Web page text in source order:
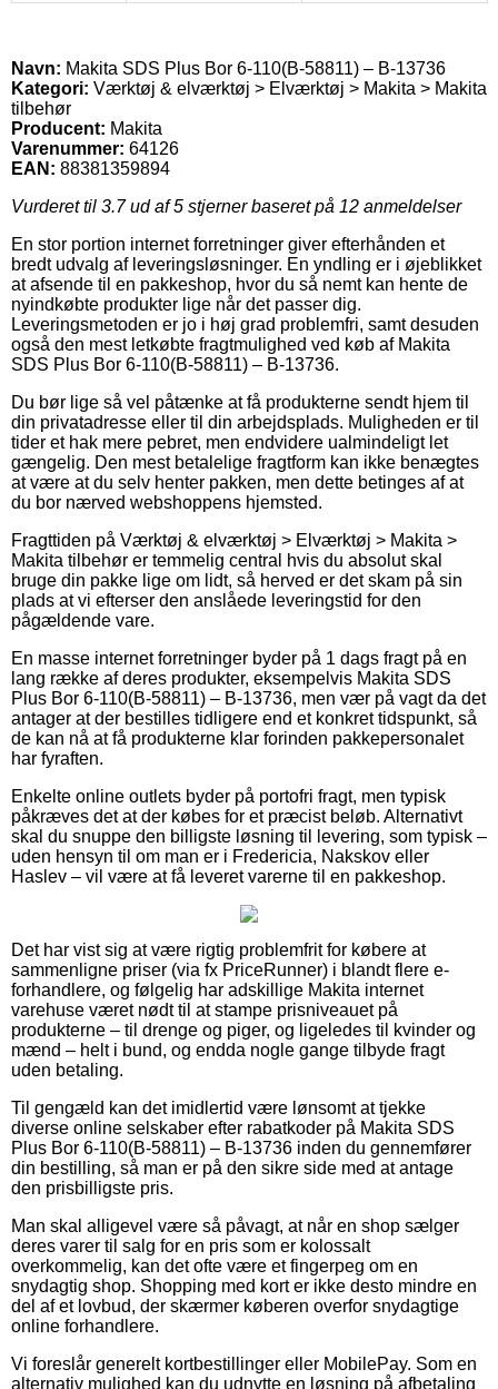
Navn: Makita SDS Plus Bor 6-110(B-58811) – B-13736
Kategori: Værktøj & elværktøj > Elværktøj > Makita > Makita
tilbehør
Producent: Makita
Varenummer: 64126
EAN: 88381359894
Vurderet til 3.7ud af 5 stjerner baseret på 12 anmeldelser
En stor portion internet forretninger giver efterhånden et
bredt udvalg af leveringsløsninger. En yndling er i øjeblikket
at afsende til en pakkeshop, hvor du så nemt kan hente de
nyindkøbte produkter lige når det passer dig.
Leveringsmetoden er jo i høj grad problemfri, samt desuden
også den mest letkøbte fragtmulighed ved køb af Makita
SDS Plus Bor 6-110(B-58811) – B-13736.
Du bør lige så vel påtænke at få produkterne sendt hjem til
din privatadresse eller til din arbejdsplads. Muligheden er til
tider et hak mere pebret, men endvidere ualmindeligt let
gængelig. Den mest betalelige fragtform kan ikke benægtes
at være at du selv henter pakken, men dette betinges af at
du bor nærved webshoppens hjemsted.
Fragttiden på Værktøj & elværktøj > Elværktøj > Makita >
Makita tilbehør er temmelig central hvis du absolut skal
bruge din pakke lige om lidt, så herved er det skam på sin
plads at vi efterser den anslåede leveringstid for den
pågældende vare.
En masse internet forretninger byder på 1 dags fragt på en
lang række af deres produkter, eksempelvis Makita SDS
Plus Bor 6-110(B-58811) – B-13736, men vær på vagt da det
antager at der bestilles tidligere end et konkret tidspunkt, så
de kan nå at få produkterne klar forinden pakkepersonalet
har fyraften.
Enkelte online outlets byder på portofri fragt, men typisk
påkræves det at der købes for et præcist beløb. Alternativt
skal du snuppe den billigste løsning til levering, som typisk –
uden hensyn til om man er i Fredericia, Nakskov eller
Haslev – vil være at få leveret varerne til en pakkeshop.
Det har vist sig at være rigtig problemfrit for købere at
sammenligne priser (via fx PriceRunner) i blandt flere e-
forhandlere, og følgelig har adskillige Makita internet
varehuse været nødt til at stampe prisniveauet på
produkterne – til drenge og piger, og ligeledes til kvinder og
mænd – helt i bund, og endda nogle gange tilbyde fragt
uden betaling.
Til gengæld kan det imidlertid være lønsomt at tjekke
diverse online selskaber efter rabatkoder på Makita SDS
Plus Bor 6-110(B-58811) – B-13736 inden du gennemfører
din bestilling, så man er på den sikre side med at antage
den prisbilligste pris.
Man skal alligevel være så påvagt, at når en shop sælger
deres varer til salg for en pris som er kolossalt
overkommelig, kan det ofte være et fingerpeg om en
snydagtig shop. Shopping med kort er ikke desto mindre en
del af et lovbud, der skærmer køberen overfor snydagtige
online forhandlere.
Vi foreslår generelt kortbestillinger eller MobilePay. Som en
alternativ mulighed kan du udnytte en løsning på afbetaling